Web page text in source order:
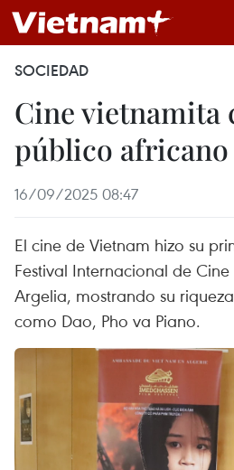
SOCIEDAD
Cine vietnamita
público
16/09/2025 08:47
El cine de Vietnam hizo su
Festival Internacional de
Argelia, mostrando su
como Dao, Pho va Piano.